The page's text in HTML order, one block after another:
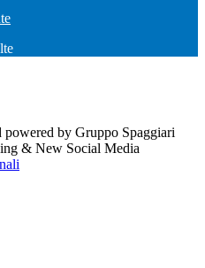
by Gruppo Spaggiari
& New Social Media